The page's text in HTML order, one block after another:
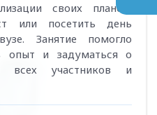
своих планов,
или посетить день
Занятие помогло
опыт и задуматься о
всех участников и